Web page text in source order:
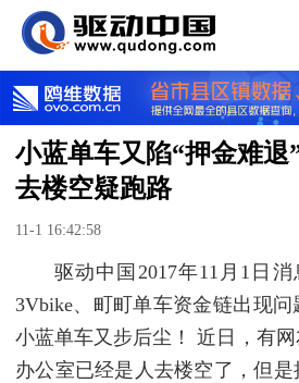
小蓝单车又陷“押金难退
去楼空疑跑路
11-1 16:42:58
驱动中国2017年11月1日
3Vbike、町町单车资金链出现问
小蓝单车又步后尘！ 近日，有
办公室已经是人去楼空了，但